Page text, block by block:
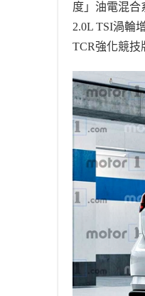
度」油電混合
2.0L TSI渦輪
TCR強化競技